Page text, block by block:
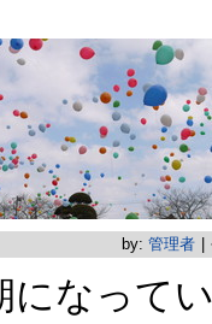
by: 管理者
になって